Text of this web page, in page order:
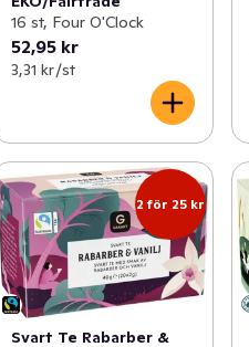
16 st, Four O'Clock
52,95 kr
3,31 kr /st
2 för 25 kr
Svart Te Rabarber &